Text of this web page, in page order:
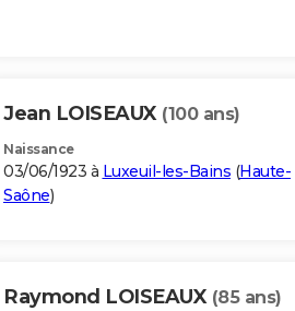
Jean LOISEAUX (100 ans)
Naissance
03/06/1923 à Luxeuil-les-Bains (Haute-
Saône)
Raymond LOISEAUX (85 ans)